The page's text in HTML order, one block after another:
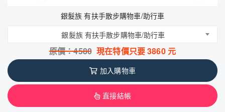
銀髮族 有扶手散步購物車/助行車
銀髮族 有扶手散步購物車/助行車
原價：4580 現在特價只要3860元
加入購物車
直接結帳